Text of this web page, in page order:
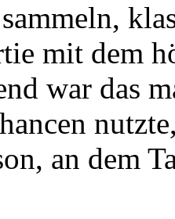
mit dem
war das
an dem